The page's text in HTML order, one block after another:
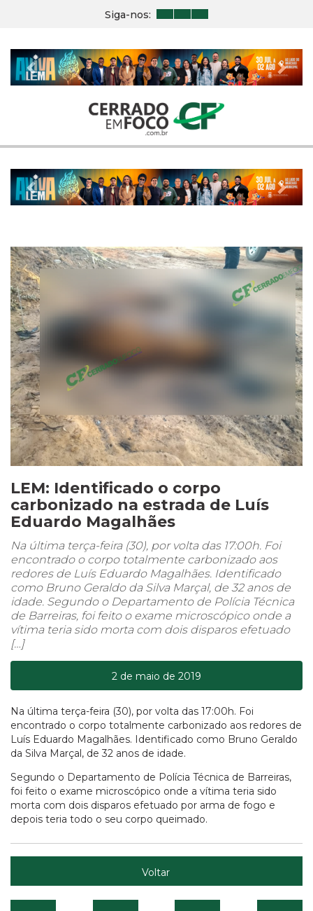
Siga-nos:
Previous Next
Previous Next
LEM: Identificado o corpo
carbonizado na estrada de Luís
Eduardo Magalhães
Na última terça-feira (30), por volta das 17:00h. Foi
encontrado o corpo totalmente carbonizado aos
redores de Luís Eduardo Magalhães. Identificado
como Bruno Geraldo da Silva Marçal, de 32 anos de
idade. Segundo o Departamento de Polícia Técnica
de Barreiras, foi feito o exame microscópico onde a
vítima teria sido morta com dois disparos efetuado
[…]
2 de maio de 2019
Na última terça-feira (30), por volta das 17:00h. Foi
encontrado o corpo totalmente carbonizado aos redores de
Luís Eduardo Magalhães. Identificado como Bruno Geraldo
da Silva Marçal, de 32 anos de idade.
Segundo o Departamento de Polícia Técnica de Barreiras,
foi feito o exame microscópico onde a vítima teria sido
morta com dois disparos efetuado por arma de fogo e
depois teria todo o seu corpo queimado.
Voltar